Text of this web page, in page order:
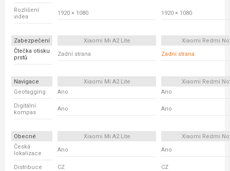
Rozlišení
videa
1920 × 1080 1920 × 1080
Zabezpečení Xiaomi Mi A2 Lite
Xiaomi Redmi
Čtečka otisku
prstů
Zadní strana Zadní strana
Navigace Xiaomi Mi A2 Lite
Xiaomi Redmi
Geotagging
Ano Ano
Digitální
kompas
Ano Ano
Obecné Xiaomi Mi A2 Lite
Xiaomi Redmi
Česká
lokalizace
Ano Ano
Distribuce CZ CZ